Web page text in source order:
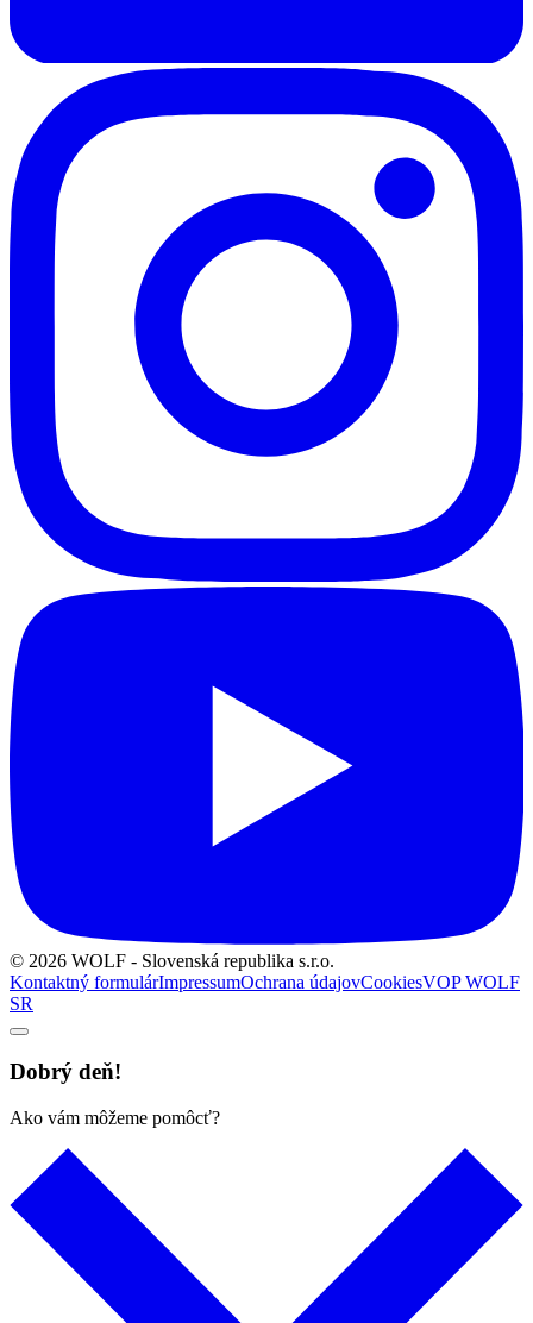
© 2026 WOLF - Slovenská republika s.r.o.
Kontaktný formulárImpressumOchrana údajovCookiesVOP WOLF
SR
Dobrý deň!
Ako vám môžeme pomôcť?